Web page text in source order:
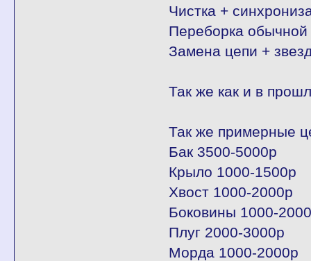
Чистка +
Переборка
Замена цепи +
Так же как и в
Так же примерные
Бак 3500-5000р
Крыло 1000-1500р
Хвост 1000-2000р
Боковины 1000-
Плуг 2000-3000р
Морда 1000-2000р